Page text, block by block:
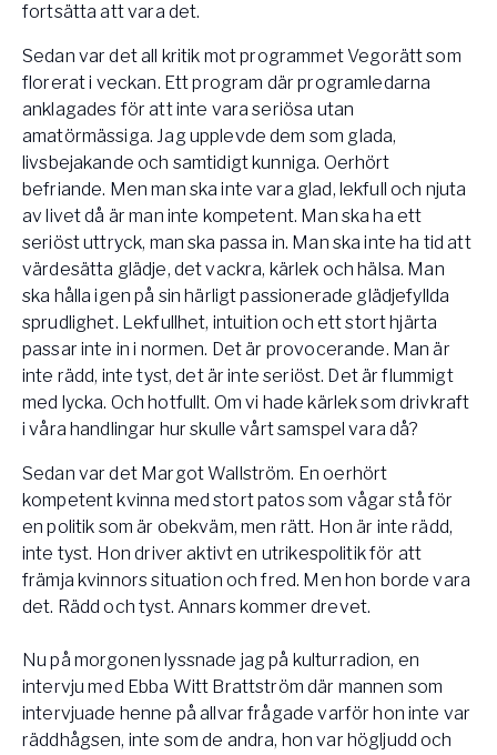
fortsätta att vara det.
Sedan var det all kritik mot programmet Vegorätt som
florerat i veckan. Ett program där programledarna
anklagades för att inte vara seriösa utan
amatörmässiga. Jag upplevde dem som glada,
livsbejakande och samtidigt kunniga. Oerhört
befriande. Men man ska inte vara glad, lekfull och njuta
av livet då är man inte kompetent. Man ska ha ett
seriöst uttryck, man ska passa in. Man ska inte ha tid att
värdesätta glädje, det vackra, kärlek och hälsa. Man
ska hålla igen på sin härligt passionerade glädjefyllda
sprudlighet. Lekfullhet, intuition och ett stort hjärta
passar inte in i normen. Det är provocerande. Man är
inte rädd, inte tyst, det är inte seriöst. Det är flummigt
med lycka. Och hotfullt. Om vi hade kärlek som drivkraft
i våra handlingar hur skulle vårt samspel vara då?
Sedan var det Margot Wallström. En oerhört
kompetent kvinna med stort patos som vågar stå för
en politik som är obekväm, men rätt. Hon är inte rädd,
inte tyst. Hon driver aktivt en utrikespolitik för att
främja kvinnors situation och fred. Men hon borde vara
det. Rädd och tyst. Annars kommer drevet.
Nu på morgonen lyssnade jag på kulturradion, en
intervju med Ebba Witt Brattström där mannen som
intervjuade henne på allvar frågade varför hon inte var
räddhågsen, inte som de andra, hon var högljudd och